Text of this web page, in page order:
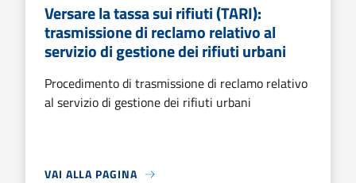
Versare la tassa sui rifiuti (TARI):
trasmissione di reclamo relativo al
servizio di gestione dei rifiuti urbani
Procedimento di trasmissione di reclamo relativo
al servizio di gestione dei rifiuti urbani
VAI ALLA PAGINA